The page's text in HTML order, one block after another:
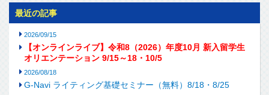
最近の記事
2026/09/15
【オンラインライブ】令和8（2026）年度10月 新入留学生
オリエンテーション 9/15～18・10/5
2026/08/18
G-Navi ライティング基礎セミナー（無料）8/18・8/25